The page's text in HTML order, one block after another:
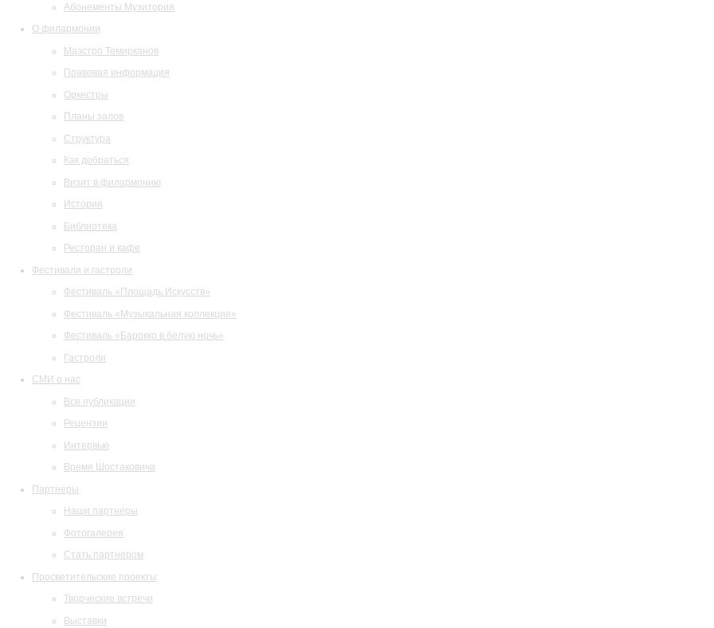
Абонементы Музитория
О филармонии
Маэстро Темирканов
Правовая информация
Оркестры
Планы залов
Структура
Как добраться
Визит в филармонию
История
Библиотека
Ресторан и кафе
Фестивали и гастроли
Фестиваль «Площадь Искусств»
Фестиваль «Музыкальная коллекция»
Фестиваль «Барокко в белую ночь»
Гастроли
СМИ о нас
Все публикации
Рецензии
Интервью
Время Шостаковича
Партнеры
Наши партнеры
Фотогалерея
Стать партнером
Просветительские проекты
Творческие встречи
Выставки